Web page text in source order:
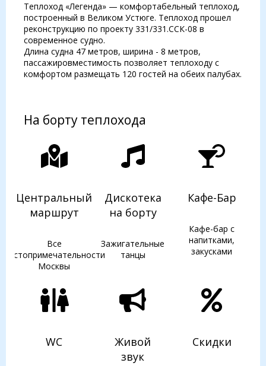
Теплоход «Легенда» — комфортабельный теплоход,
построенный в Великом Устюге. Теплоход прошел
реконструкцию по проекту 331/331.ССК-08 в
современное судно.
Длина судна 47 метров, ширина - 8 метров,
пассажировместимость позволяет теплоходу с
комфортом размещать 120 гостей на обеих палубах.
На борту теплохода
Центральный
маршрут
Все
достопримечательности
Москвы
Дискотека
на борту
Зажигательные
танцы
Кафе-Бар
Кафе-бар с
напитками,
закусками
WC
Живой
звук
Скидки